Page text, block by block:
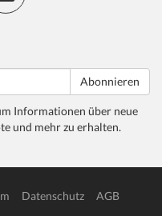
Abonnieren
Informationen über neue
und mehr zu erhalten.
Datenschutz
AGB